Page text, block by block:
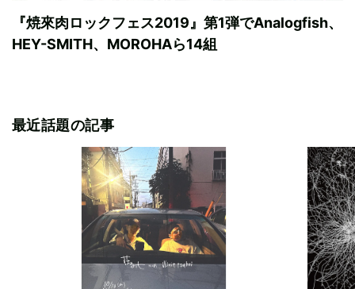
『焼來肉ロックフェス2019』第1弾でAnalogfish、
HEY-SMITH、MOROHAら14組
最近話題の記事